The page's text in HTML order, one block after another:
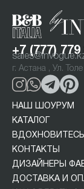
+7 (777) 779
г. Астана , Ул.
НАШ ШОУРУМ
КАТАЛОГ
ВДОХНОВИТЕСЬ
КОНТАКТЫ
ДИЗАЙНЕРЫ
ДОСТАВКА И